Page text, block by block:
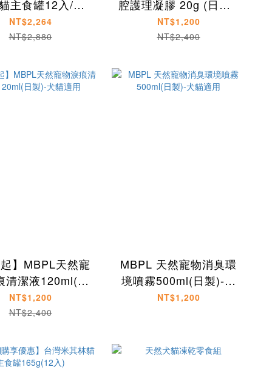
主食罐12入/箱
(165g/罐)
NT$2,264
NT$2,880
腔護理凝膠 20g (日製)-
犬用、貓用
NT$1,200
NT$2,400
】MBPL天然寵
清潔液120ml(日
)-犬貓適用
NT$1,200
NT$2,400
MBPL 天然寵物消臭環
境噴霧500ml(日製)-犬
貓適用
NT$1,200